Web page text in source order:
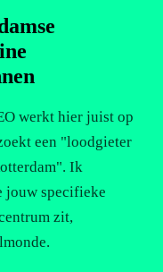
werkt hier juist op
een "loodgieter
Ik
jouw specifieke
zit,